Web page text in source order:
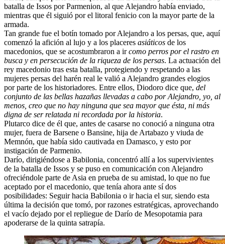
batalla de Issos por Parmenion, al que Alejandro había enviado,
mientras que él siguió por el litoral fenicio con la mayor parte de la
armada.
Tan grande fue el botín tomado por Alejandro a los persas, que, aquí
comenzó la afición al lujo y a los placeres asiáticos de los
macedonios, que se acostumbraron a ircomo perros por el rastro en
busca y en persecución de la riqueza de los persas. La actuación del
rey macedonio tras esta batalla, protegiendo y respetando a las
mujeres persas del harén real le valió a Alejandro grandes elogios
por parte de los historiadores. Entre ellos, Diodoro dice que, del
conjunto de las bellas hazañas llevadas a cabo por Alejandro, yo, al
menos, creo que no hay ninguna que sea mayor que ésta, ni más
digna de ser relatada ni recordada por la historia.
Plutarco dice de él que, antes de casarse no conoció a ninguna otra
mujer, fuera de Barsene o Bansine, hija de Artabazo y viuda de
Memnón, que había sido cautivada en Damasco, y esto por
instigación de Parmenio.
Darío, dirigiéndose a Babilonia, concentró allí a los supervivientes
de la batalla de Issos y se puso en comunicación con Alejandro
ofreciéndole parte de Asia en prueba de su amistad, lo que no fue
aceptado por el macedonio, que tenía ahora ante sí dos
posibilidades: Seguir hacia Babilonia o ir hacia el sur, siendo esta
última la decisión que tomó, por razones estratégicas, aprovechando
el vacío dejado por el repliegue de Darío de Mesopotamia para
apoderarse de la quinta satrapía.